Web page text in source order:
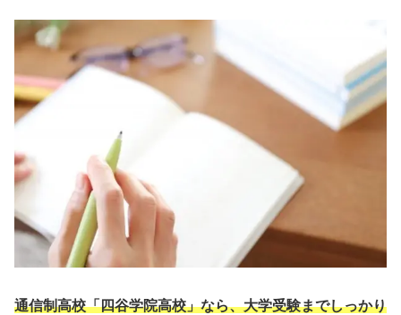
通信制高校「四谷学院高校」なら、大学受験までしっかり